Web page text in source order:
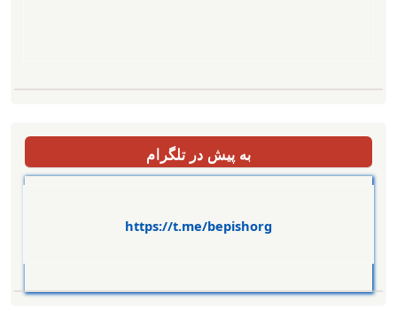
به پیش در تلگرام
https://t.me/bepishorg